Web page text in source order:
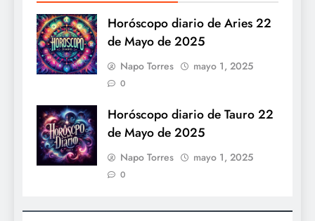
Horóscopo diario de Aries 22
de Mayo de 2025
Napo Torres mayo 1, 2025
0
Horóscopo diario de Tauro 22
de Mayo de 2025
Napo Torres mayo 1, 2025
0